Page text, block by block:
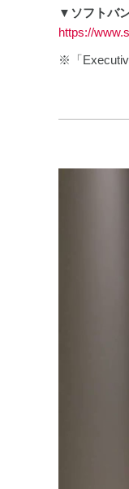
▼ソフトバ
https://
※「